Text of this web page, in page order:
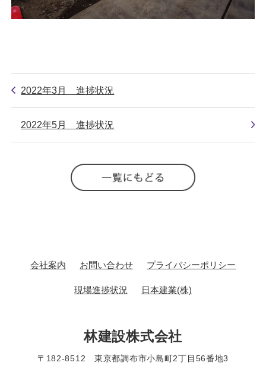
2022年3月 進捗状況
2022年5月 進捗状況
会社案内 お問い合わせ プライバシーポリシー
現場進捗状況 日本建業(株)
林建設株式会社
〒182-8512 東京都調布市小島町2丁目56番地3